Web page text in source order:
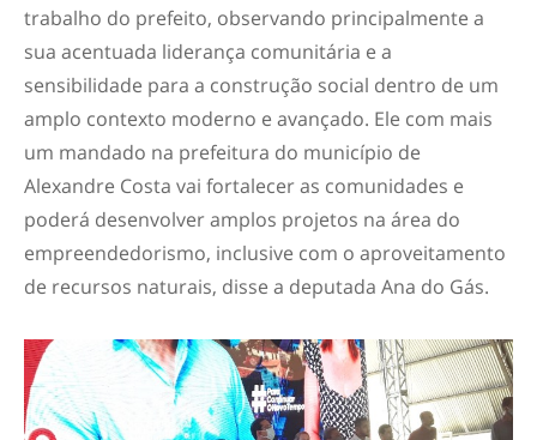
trabalho do prefeito, observando principalmente a
sua acentuada liderança comunitária e a
sensibilidade para a construção social dentro de um
amplo contexto moderno e avançado. Ele com mais
um mandado na prefeitura do município de
Alexandre Costa vai fortalecer as comunidades e
poderá desenvolver amplos projetos na área do
empreendedorismo, inclusive com o aproveitamento
de recursos naturais, disse a deputada Ana do Gás.